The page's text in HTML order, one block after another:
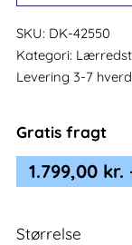
SKU: DK-42550
Kategori:
Levering 3-7
Gratis fragt
1.799,00 kr.
Størrelse